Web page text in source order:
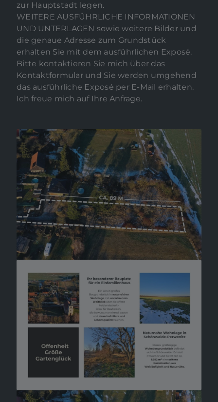
zur Hauptstadt legen.
WEITERE AUSFÜHRLICHE INFORMATIONEN
UND UNTERLAGEN sowie weitere Bilder und
die genaue Adresse zum Grundstück
erhalten Sie mit dem ausführlichen Exposé.
Bitte kontaktieren Sie mich über das
Kontaktformular und Sie werden umgehend
das ausführliche Exposé per E-Mail erhalten.
Ich freue mich auf Ihre Anfrage.